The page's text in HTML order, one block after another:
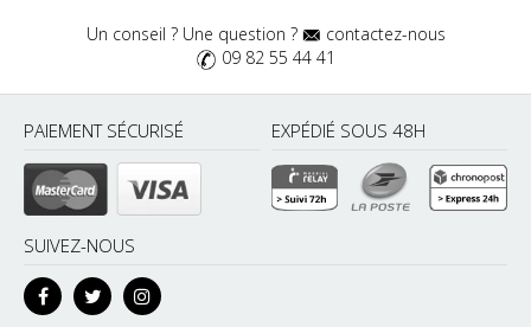
Un conseil ? Une question ?
contactez-nous
09 82 55 44 41
PAIEMENT SÉCURISÉ EXPÉDIÉ SOUS 48H
SUIVEZ-NOUS